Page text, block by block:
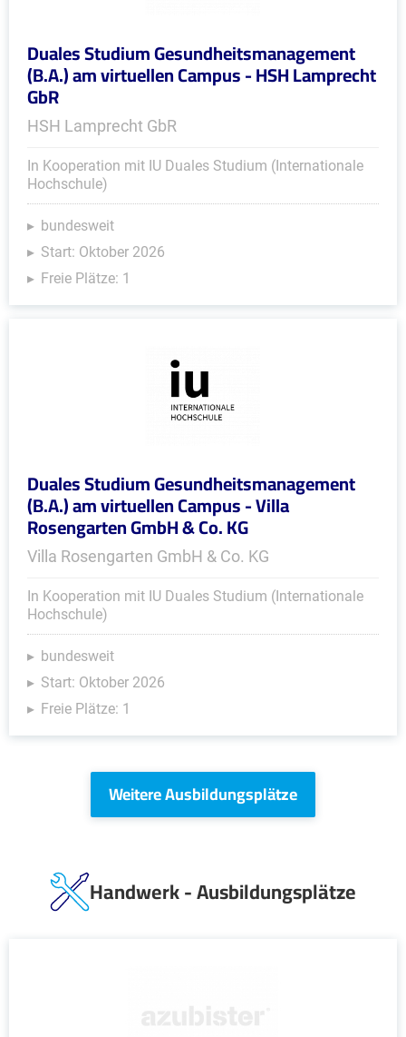
Duales Studium Gesundheitsmanagement
(B.A.) am virtuellen Campus - HSH Lamprecht
GbR
HSH Lamprecht GbR
In Kooperation mit IU Duales Studium (Internationale
Hochschule)
bundesweit
Start: Oktober 2026
Freie Plätze: 1
Duales Studium Gesundheitsmanagement
(B.A.) am virtuellen Campus - Villa
Rosengarten GmbH & Co. KG
Villa Rosengarten GmbH & Co. KG
In Kooperation mit IU Duales Studium (Internationale
Hochschule)
bundesweit
Start: Oktober 2026
Freie Plätze: 1
Weitere Ausbildungsplätze
Handwerk - Ausbildungsplätze